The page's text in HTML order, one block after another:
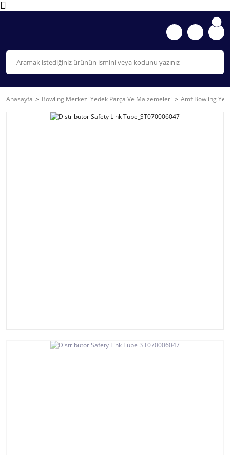
Anasayfa Bowlıng Merkezi Yedek Parça Ve Malzemeleri Amf Bowling